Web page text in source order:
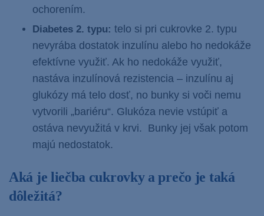
ochorením.
Diabetes 2. typu: telo si pri cukrovke 2. typu
nevyrába dostatok inzulínu alebo ho nedokáže
efektívne využiť. Ak ho nedokáže využiť,
nastáva inzulínová rezistencia – inzulínu aj
glukózy má telo dosť, no bunky si voči nemu
vytvorili „bariéru“. Glukóza nevie vstúpiť a
ostáva nevyužitá v krvi. Bunky jej však potom
majú nedostatok.
Aká je liečba cukrovky a prečo je taká
dôležitá?